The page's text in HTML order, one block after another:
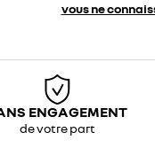
vous ne
ENGAGEMENT
de votre part